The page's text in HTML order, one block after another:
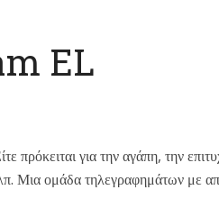
EL
για την αγάπη, την
Μια ομάδα τηλεγραφημάτων με